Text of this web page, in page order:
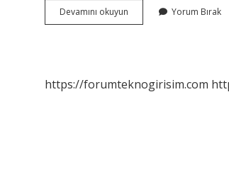
Devamını okuyun Belediye
Kamu
Yorum Bırak
https://forumteknogirisim.com